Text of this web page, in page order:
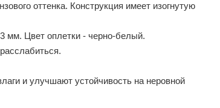
оттенка. Конструкция имеет изогнутую
мм. Цвет оплетки - черно-белый.
и улучшают устойчивость на неровной